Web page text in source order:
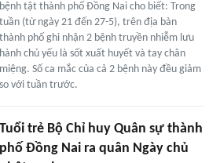
bệnh tật thành phố Đồng Nai cho biết: Trong
tuần (từ ngày 21 đến 27-5), trên địa bàn
thành phố ghi nhận 2 bệnh truyền nhiễm lưu
hành chủ yếu là sốt xuất huyết và tay chân
miệng. Số ca mắc của cả 2 bệnh này đều giảm
so với tuần trước.
Tuổi trẻ Bộ Chỉ huy Quân sự thành
phố Đồng Nai ra quân Ngày chủ